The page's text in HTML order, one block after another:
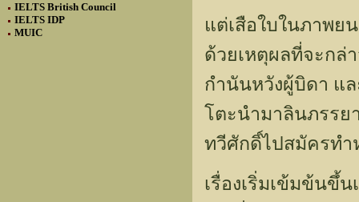
IELTS British Council
IELTS IDP
MUIC
แต่เสือใบในภาพย
ด้วยเหตุผลที่จะกล่
กำนันหวังผู้บิดา แ
โตะนำมาลินภรรย
ทวีศักดิ์ไปสมัครทำ
เรื่องเริ่มเข้มข้นขึ้